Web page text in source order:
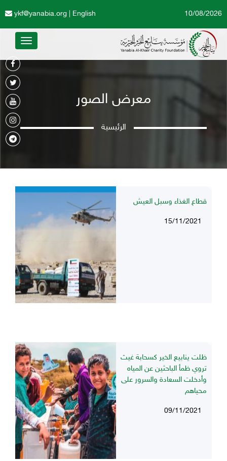
English
ykf@yanabia.org 10/08/2026
Toggle
معرض الصور
الرئيسية
قطاع الغذاء وسبل العيش
15/11/2021
ظلت ينابيع الخير كسحابة غيث
تروي ظمأ الباحثين عن المياه
وأدخلت السعادة والسرور على
محياهم
09/11/2021